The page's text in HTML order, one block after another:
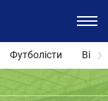
Футболісти